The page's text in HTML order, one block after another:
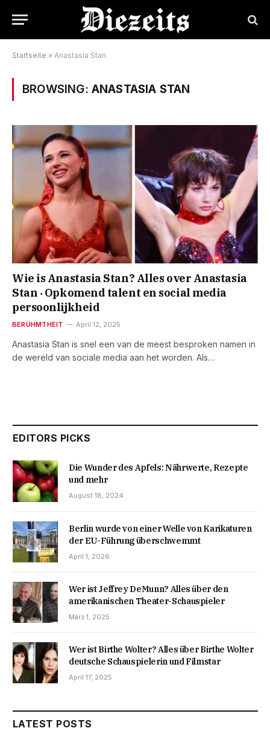
Startseite » Anastasia Stan
BROWSING: ANASTASIA STAN
Wie is Anastasia Stan? Alles over Anastasia
Stan ‧ Opkomend talent en social media
persoonlijkheid
BERÜHMTHEIT April 12, 2025
Anastasia Stan is snel een van de meest besproken namen in
de wereld van sociale media aan het worden. Als…
EDITORS PICKS
Die Wunder des Apfels: Nährwerte, Rezepte
und mehr
August 18, 2024
Berlin wurde von einer Welle von Karikaturen
der EU-Führung überschwemmt
April 1, 2026
Wer ist Jeffrey DeMunn? Alles über den
amerikanischen Theater-Schauspieler
März 1, 2025
Wer ist Birthe Wolter? Alles über Birthe Wolter
deutsche Schauspielerin und Filmstar
April 17, 2025
LATEST POSTS